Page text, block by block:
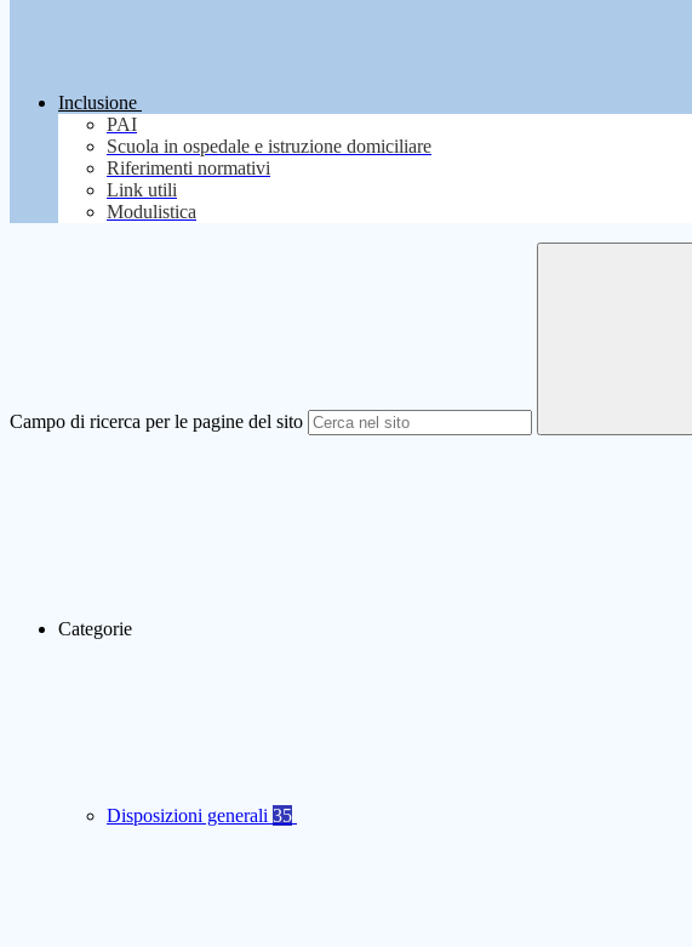
Inclusione
PAI
Scuola in ospedale e istruzione domiciliare
Riferimenti normativi
Link utili
Modulistica
Campo di ricerca per le pagine del sito
Categorie
Disposizioni generali 35